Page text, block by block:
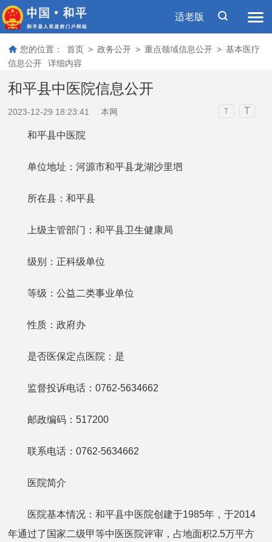
适老版
您的位置： 首页 > 政务公开 > 重点领域信息公开 > 基本医疗
信息公开
详细内容
和平县中医院信息公开
2023-12-29 18:23:41 本网 T T
和平县中医院
单位地址：河源市和平县龙湖沙里垇
所在县：和平县
上级主管部门：和平县卫生健康局
级别：正科级单位
等级：公益二类事业单位
性质：政府办
是否医保定点医院：是
监督投诉电话：0762-5634662
邮政编码：517200
联系电话：0762-5634662
医院简介
医院基本情况：和平县中医院创建于1985年，于2014
年通过了国家二级甲等中医医院评审，占地面积2.5万平方